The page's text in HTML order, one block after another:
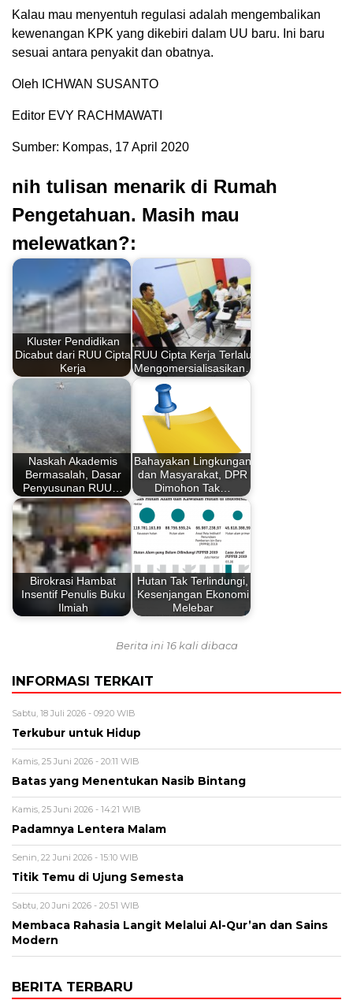
Kalau mau menyentuh regulasi adalah mengembalikan
kewenangan KPK yang dikebiri dalam UU baru. Ini baru
sesuai antara penyakit dan obatnya.
Oleh ICHWAN SUSANTO
Editor EVY RACHMAWATI
Sumber: Kompas, 17 April 2020
nih tulisan menarik di Rumah
Pengetahuan. Masih mau
melewatkan?:
Kluster Pendidikan
Dicabut dari RUU Cipta
Kerja
RUU Cipta Kerja Terlalu
Mengomersialisasikan…
Naskah Akademis
Bermasalah, Dasar
Penyusunan RUU…
Bahayakan Lingkungan
dan Masyarakat, DPR
Dimohon Tak…
Birokrasi Hambat
Insentif Penulis Buku
Ilmiah
Hutan Tak Terlindungi,
Kesenjangan Ekonomi
Melebar
Berita ini 16 kali dibaca
INFORMASI TERKAIT
Sabtu, 18 Juli 2026 - 09:20 WIB
Terkubur untuk Hidup
Kamis, 25 Juni 2026 - 20:11 WIB
Batas yang Menentukan Nasib Bintang
Kamis, 25 Juni 2026 - 14:21 WIB
Padamnya Lentera Malam
Senin, 22 Juni 2026 - 15:10 WIB
Titik Temu di Ujung Semesta
Sabtu, 20 Juni 2026 - 20:51 WIB
Membaca Rahasia Langit Melalui Al-Qur’an dan Sains
Modern
BERITA TERBARU